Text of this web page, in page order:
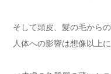
そして頭皮、髪の毛からの
人体への影響は想像以上に